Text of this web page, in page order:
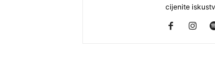
cijenite